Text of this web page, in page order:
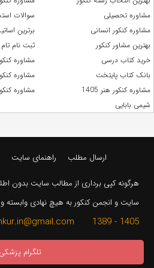
مشاوره تحصیلی
سوالات
مشاوره کنکور انسانی
برترین
بهترین مشاور کنکور
ثبت نام
خرید کتاب درسی
مشاوره
بانک کتاب پایتخت
مشاوره
مشاوره کنکور هنر 1405
مشاوره کنکور
شیمی بابایی
ارسال مطلب راهنمای سایت
هرگونه کپی برداری از مطالب سایت بدون
سایت و انجمن کنکور به هیچ نهادی وابسته
1405 - 1389 konkur.in@gmail.com
تلگرام پزشکی